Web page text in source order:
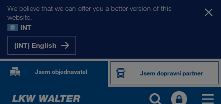
We believe that we can offer you a better version of this
website.
INT
(INT) English
Jsem objednavatel Jsem dopravní partner